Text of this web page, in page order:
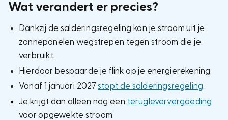
Wat verandert er precies?
Dankzij de salderingsregeling kon je stroom uit je
zonnepanelen wegstrepen tegen stroom die je
verbruikt.
Hierdoor bespaarde je flink op je energierekening.
Vanaf 1 januari 2027stopt de salderingsregeling.
Je krijgt dan alleen nog een terugleververgoeding
voor opgewekte stroom.